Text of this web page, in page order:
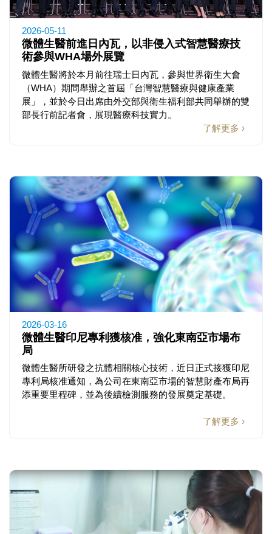
2026-05-11
微體生醫前進日內瓦，以非侵入式智慧醫療技
術參與WHA場外展覽
微體生醫將於本月前往瑞士日內瓦，參與世界衛生大會
（WHA）期間舉辦之首屆「台灣智慧醫療與健康產業
展」，並於今日出席由外交部與衛生福利部共同舉辦的雙
部長行前記者會，展現醫療科技實力。
了解更多 ›
2026-03-16
微體生醫印尼專利獲核准，強化東南亞市場布
局
微體生醫所研發之抗體相關核心技術，近日正式接獲印尼
專利局核准通知，為公司在東南亞市場的智慧財產布局再
添重要里程碑，並為後續檢測服務的發展奠定基礎。
了解更多 ›